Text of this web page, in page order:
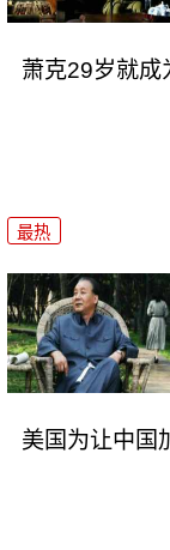
萧克29岁就成
最热
美国为让中国